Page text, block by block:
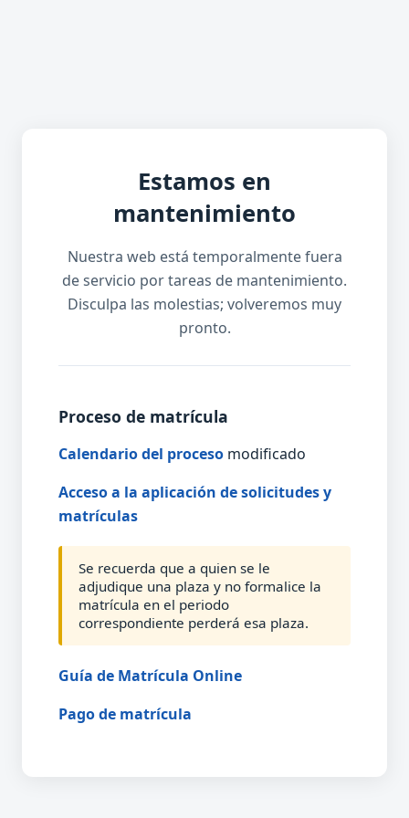
Estamos en
mantenimiento
Nuestra web está temporalmente fuera
de servicio por tareas de mantenimiento.
Disculpa las molestias; volveremos muy
pronto.
Proceso de matrícula
Calendario del proceso modificado
Acceso a la aplicación de solicitudes y
matrículas
Se recuerda que a quien se le
adjudique una plaza y no formalice la
matrícula en el periodo
correspondiente perderá esa plaza.
Guía de Matrícula Online
Pago de matrícula